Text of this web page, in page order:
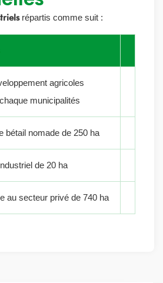
répartis comme suit :
agricoles
municipalités
bétail nomade de 250 ha
de 20 ha
au secteur privé de 740 ha